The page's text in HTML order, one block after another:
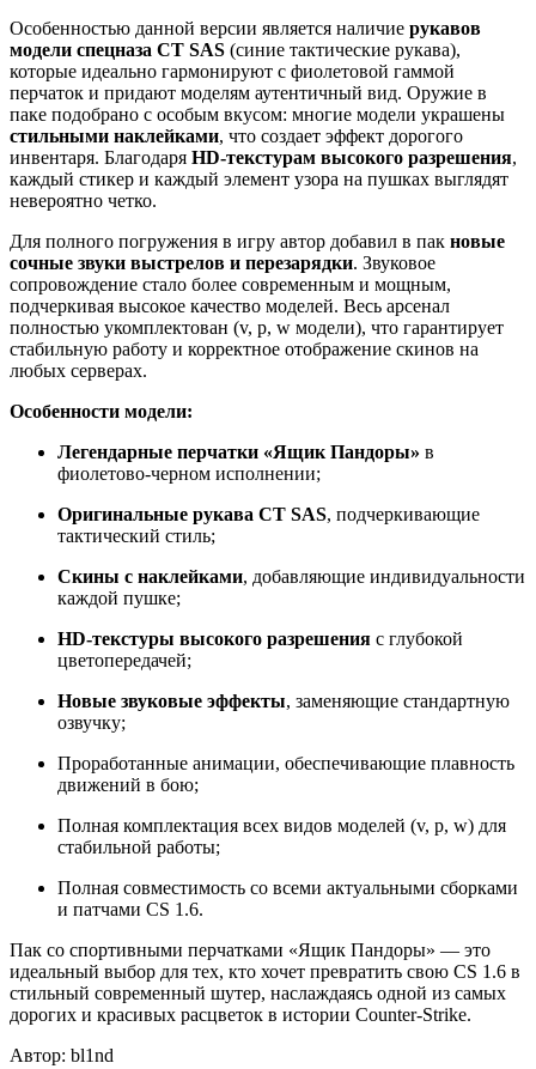
Особенностью данной версии является наличие рукавов
модели спецназа CT SAS (синие тактические рукава),
которые идеально гармонируют с фиолетовой гаммой
перчаток и придают моделям аутентичный вид. Оружие в
паке подобрано с особым вкусом: многие модели украшены
стильными наклейками, что создает эффект дорогого
инвентаря. Благодаря HD-текстурам высокого разрешения,
каждый стикер и каждый элемент узора на пушках выглядят
невероятно четко.
Для полного погружения в игру автор добавил в пак новые
сочные звуки выстрелов и перезарядки. Звуковое
сопровождение стало более современным и мощным,
подчеркивая высокое качество моделей. Весь арсенал
полностью укомплектован (v, p, w модели), что гарантирует
стабильную работу и корректное отображение скинов на
любых серверах.
Особенности модели:
Легендарные перчатки «Ящик Пандоры» в
фиолетово-черном исполнении;
Оригинальные рукава CT SAS, подчеркивающие
тактический стиль;
Скины с наклейками, добавляющие индивидуальности
каждой пушке;
HD-текстуры высокого разрешения с глубокой
цветопередачей;
Новые звуковые эффекты, заменяющие стандартную
озвучку;
Проработанные анимации, обеспечивающие плавность
движений в бою;
Полная комплектация всех видов моделей (v, p, w) для
стабильной работы;
Полная совместимость со всеми актуальными сборками
и патчами CS 1.6.
Пак со спортивными перчатками «Ящик Пандоры» — это
идеальный выбор для тех, кто хочет превратить свою CS 1.6 в
стильный современный шутер, наслаждаясь одной из самых
дорогих и красивых расцветок в истории Counter-Strike.
Автор: bl1nd